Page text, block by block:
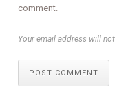
comment.
Your email address will
POST COMMENT